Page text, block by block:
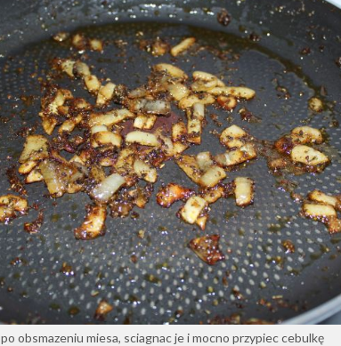
po obsmazeniu miesa, sciagnac je i mocno przypiec cebulkę